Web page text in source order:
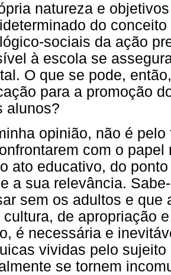
natureza e
do
sociais da ação
à escola se
O que se pode,
para a promoção
alunos?
opinião, não é
com o
ato educativo, do
a sua relevância.
sem os adultos e que
cultura, de apropriação
é necessária e
vividas pelo
se tornem